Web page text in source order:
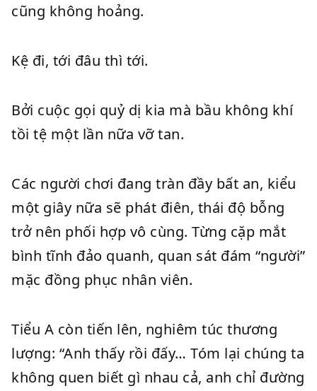
cũng không hoảng.
Kệ đi, tới đâu thì tới.
Bởi cuộc gọi quỷ dị kia mà bầu không khí
tồi tệ một lần nữa vỡ tan.
Các người chơi đang tràn đầy bất an, kiểu
một giây nữa sẽ phát điên, thái độ bỗng
trở nên phối hợp vô cùng. Từng cặp mắt
bình tĩnh đảo quanh, quan sát đám “người”
mặc đồng phục nhân viên.
Tiểu A còn tiến lên, nghiêm túc thương
lượng: “Anh thấy rồi đấy… Tóm lại chúng ta
không quen biết gì nhau cả, anh chỉ đường